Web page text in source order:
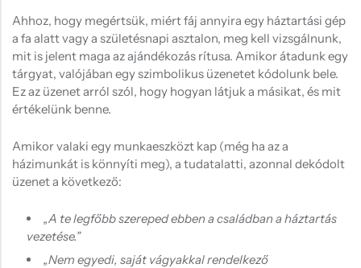
Ahhoz, hogy megértsük, miért fáj annyira egy háztartási gép
a fa alatt vagy a születésnapi asztalon, meg kell vizsgálnunk,
mit is jelent maga az ajándékozás rítusa. Amikor átadunk egy
tárgyat, valójában egy szimbolikus üzenetet kódolunk bele.
Ez az üzenet arról szól, hogy hogyan látjuk a másikat, és mit
értékelünk benne.
Amikor valaki egy munkaeszközt kap (még ha az a
házimunkát is könnyíti meg), a tudatalatti, azonnal dekódolt
üzenet a következő:
„A te legfőbb szereped ebben a családban a háztartás
vezetése.”
„Nem egyedi, saját vágyakkal rendelkező